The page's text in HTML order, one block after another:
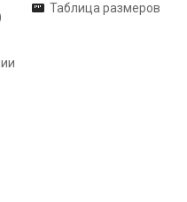
Таблица размеров